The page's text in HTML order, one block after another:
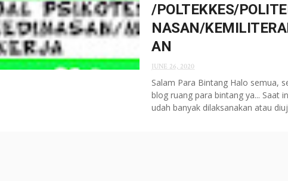
/POLTEKKES/
NASAN/
AN
JUNE 26, 2020
Salam Para Bintang Halo semua,
blog ruang para bintang ya... Saat
udah banyak dilaksanakan atau